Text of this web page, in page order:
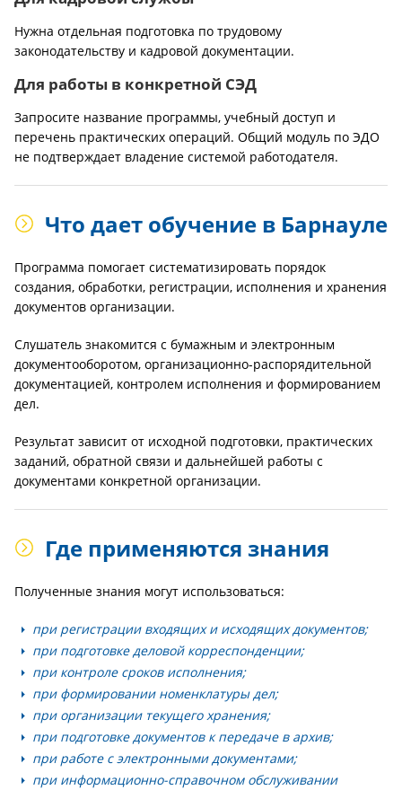
Нужна отдельная подготовка по трудовому
законодательству и кадровой документации.
Для работы в конкретной СЭД
Запросите название программы, учебный доступ и
перечень практических операций. Общий модуль по ЭДО
не подтверждает владение системой работодателя.
Что дает обучение в Барнауле
Программа помогает систематизировать порядок
создания, обработки, регистрации, исполнения и хранения
документов организации.
Слушатель знакомится с бумажным и электронным
документооборотом, организационно-распорядительной
документацией, контролем исполнения и формированием
дел.
Результат зависит от исходной подготовки, практических
заданий, обратной связи и дальнейшей работы с
документами конкретной организации.
Где применяются знания
Полученные знания могут использоваться:
при регистрации входящих и исходящих документов;
при подготовке деловой корреспонденции;
при контроле сроков исполнения;
при формировании номенклатуры дел;
при организации текущего хранения;
при подготовке документов к передаче в архив;
при работе с электронными документами;
при информационно-справочном обслуживании